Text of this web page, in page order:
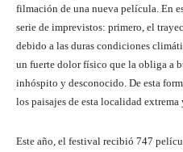
filmación de una nueva película. En
serie de imprevistos: primero, el
debido a las duras condiciones
un fuerte dolor físico que la obliga a
inhóspito y desconocido. De esta
los paisajes de esta localidad
Este año, el festival recibió 747